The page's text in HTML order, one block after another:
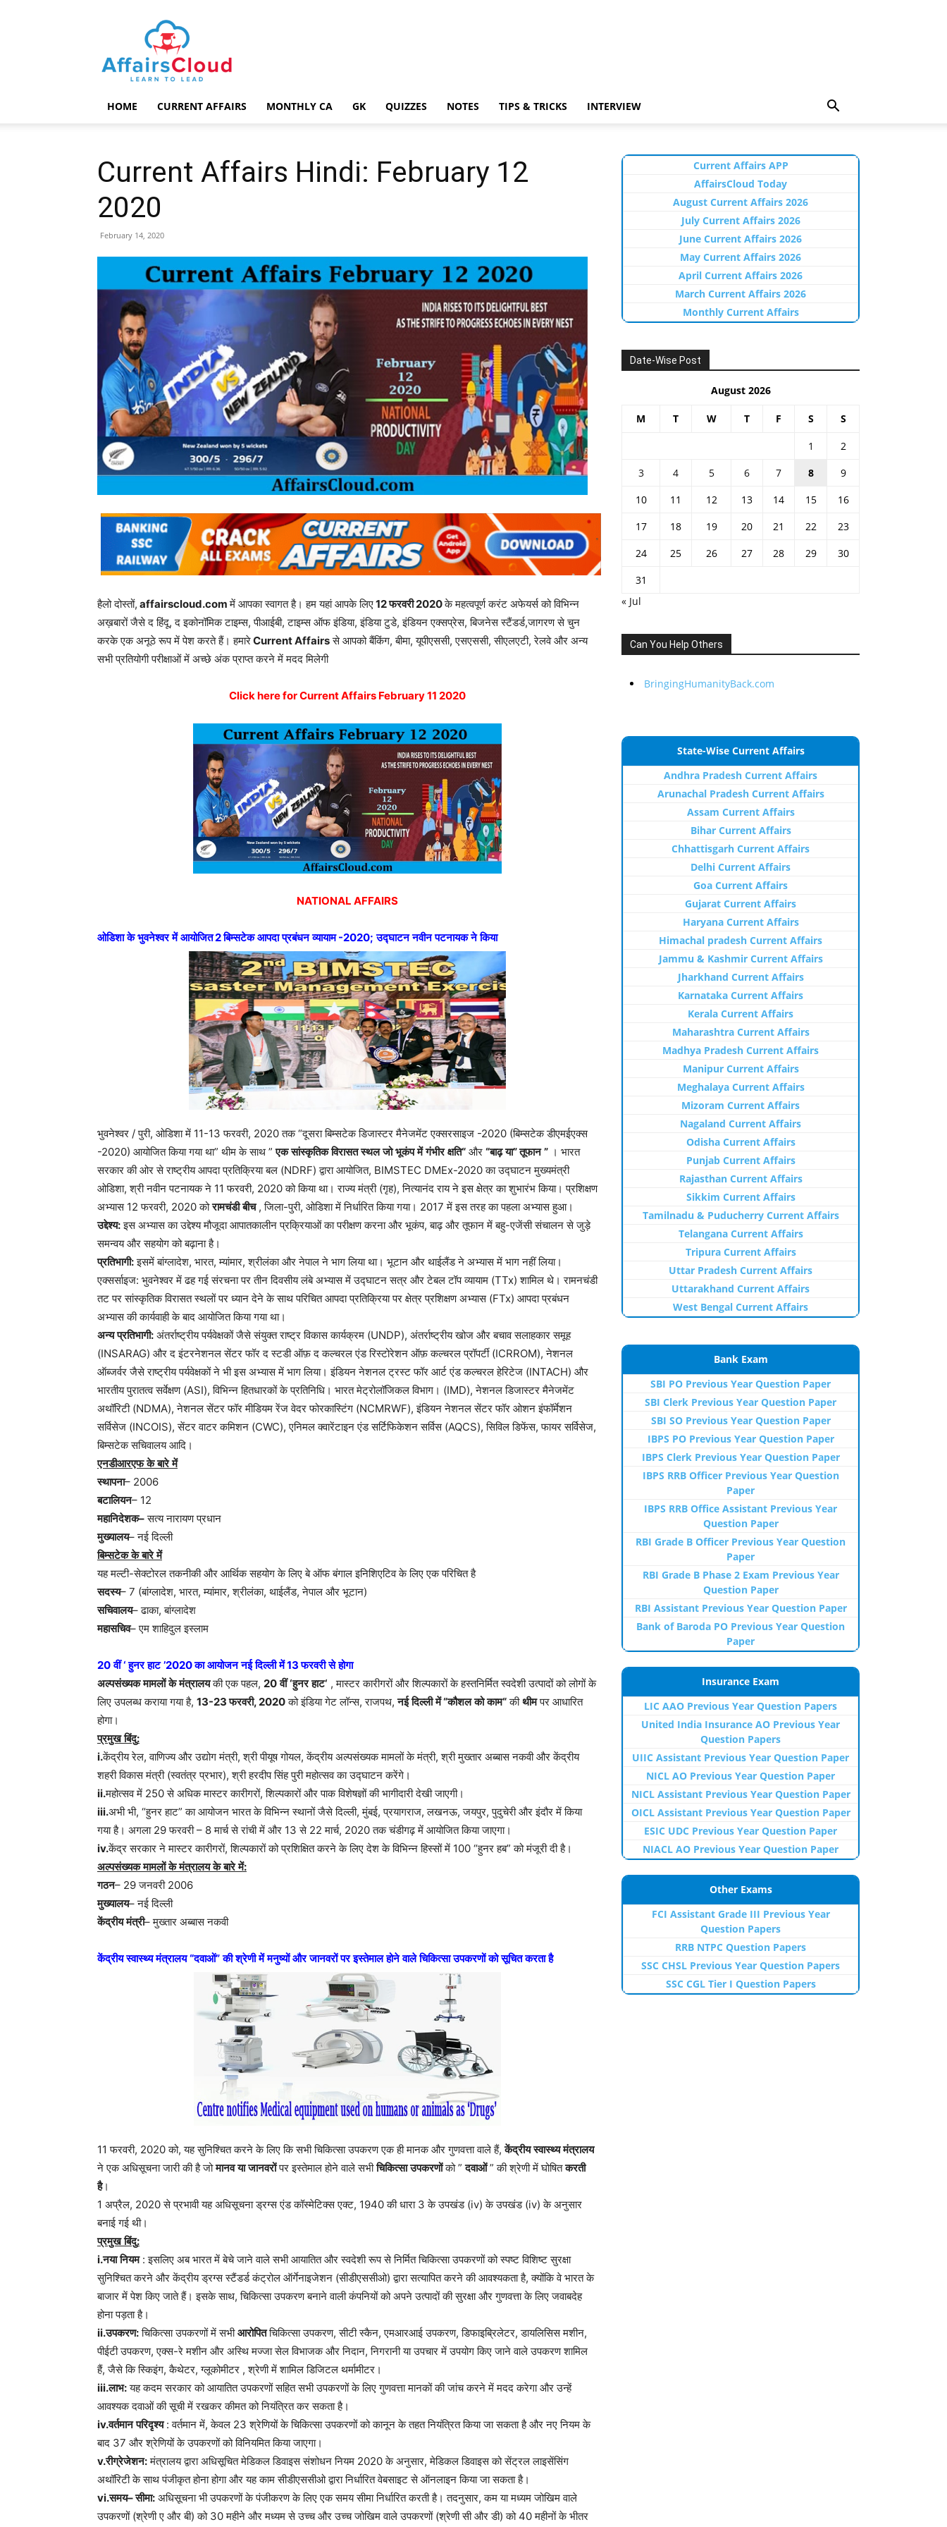
AffairsCloud.com
HOME CURRENT AFFAIRS MONTHLY CA GK QUIZZES NOTES TIPS & TRICKS INTERVIEW
Current Affairs Hindi: February 12
2020
February 14, 2020
हैलो दोस्तों, affairscloud.comमें आपका स्वागत है। हम यहां आपके लिए12फरवरी2020के महत्वपूर्ण करंट अफेयर्स को विभिन्न
अख़बारों जैसे द हिंदू, द इकोनॉमिक टाइम्स, पीआईबी, टाइम्स ऑफ इंडिया, इंडिया टुडे, इंडियन एक्सप्रेस, बिजनेस स्टैंडर्ड,जागरण से चुन
करके एक अनूठे रूप में पेश करते हैं। हमारेCurrent Affairsसे आपको बैंकिंग, बीमा, यूपीएससी, एसएससी, सीएलएटी, रेलवे और अन्य
सभी प्रतियोगी परीक्षाओं में अच्छे अंक प्राप्त करने में मदद मिलेगी
Click here for Current Affairs February 11 2020
NATIONAL AFFAIRS
ओडिशा के भुवनेश्वर में आयोजित2बिम्सटेक आपदा प्रबंधन व्यायाम-2020; उद्घाटन नवीन पटनायक ने किया
भुवनेश्वर / पुरी, ओडिशा में 11-13 फरवरी, 2020 तक “दूसरा बिम्सटेक डिजास्टर मैनेजमेंट एक्सरसाइज -2020 (बिम्सटेक डीएमईएक्स
-2020) आयोजित किया गया था” थीम के साथ ”एक सांस्कृतिक विरासत स्थल जो भूकंप में गंभीर क्षति“ और “बाढ़ या”तूफान ” । भारत
सरकार की ओर से राष्ट्रीय आपदा प्रतिक्रिया बल (NDRF) द्वारा आयोजित, BIMSTEC DMEx-2020 का उद्घाटन मुख्यमंत्री
ओडिशा, श्री नवीन पटनायक ने 11 फरवरी, 2020 को किया था। राज्य मंत्री (गृह), नित्यानंद राय ने इस क्षेत्र का शुभारंभ किया। प्रशिक्षण
अभ्यास 12 फरवरी, 2020 कोरामचंडी बीच, जिला-पुरी, ओडिशा में निर्धारित किया गया। 2017 में इस तरह का पहला अभ्यास हुआ।
उद्देश्य:इस अभ्यास का उद्देश्य मौजूदा आपातकालीन प्रक्रियाओं का परीक्षण करना और भूकंप, बाढ़ और तूफान में बहु-एजेंसी संचालन से जुड़े
समन्वय और सहयोग को बढ़ाना है।
प्रतिभागी:इसमें बांग्लादेश, भारत, म्यांमार, श्रीलंका और नेपाल ने भाग लिया था। भूटान और थाईलैंड ने अभ्यास में भाग नहीं लिया।
एक्सर्साइज: भुवनेश्वर में ढह गई संरचना पर तीन दिवसीय लंबे अभ्यास में उद्घाटन सत्र और टेबल टॉप व्यायाम (TTx) शामिल थे। रामनचंडी
तट पर सांस्कृतिक विरासत स्थलों पर ध्यान देने के साथ परिचित आपदा प्रतिक्रिया पर क्षेत्र प्रशिक्षण अभ्यास (FTx) आपदा प्रबंधन
अभ्यास की कार्यवाही के बाद आयोजित किया गया था।
अन्य प्रतिभागी: अंतर्राष्ट्रीय पर्यवेक्षकों जैसे संयुक्त राष्ट्र विकास कार्यक्रम (UNDP), अंतर्राष्ट्रीय खोज और बचाव सलाहकार समूह
(INSARAG) और द इंटरनेशनल सेंटर फॉर द स्टडी ऑफ़ द कल्चरल एंड रिस्टोरेशन ऑफ़ कल्चरल प्रॉपर्टी (ICRROM), नेशनल
ऑब्जर्वर जैसे राष्ट्रीय पर्यवेक्षकों ने भी इस अभ्यास में भाग लिया। इंडियन नेशनल ट्रस्ट फॉर आर्ट एंड कल्चरल हेरिटेज (INTACH) और
भारतीय पुरातत्व सर्वेक्षण (ASI), विभिन्न हितधारकों के प्रतिनिधि। भारत मेट्रोलॉजिकल विभाग। (IMD), नेशनल डिजास्टर मैनेजमेंट
अथॉरिटी (NDMA), नेशनल सेंटर फॉर मीडियम रेंज वेदर फोरकास्टिंग (NCMRWF), इंडियन नेशनल सेंटर फॉर ओशन इंफॉर्मेशन
सर्विसेज (INCOIS), सेंटर वाटर कमिशन (CWC), एनिमल क्वारेंटाइन एंड सर्टिफिकेशन सर्विस (AQCS), सिविल डिफेंस, फायर सर्विसेज,
बिम्सटेक सचिवालय आदि।
एनडीआरएफ के बारे में
स्थापना– 2006
बटालियन– 12
महानिदेशक–सत्य नारायण प्रधान
मुख्यालय– नई दिल्ली
बिम्सटेक के बारे में
यह मल्टी-सेक्टोरल तकनीकी और आर्थिक सहयोग के लिए बे ऑफ बंगाल इनिशिएटिव के लिए एक परिचित है
सदस्य– 7 (बांग्लादेश, भारत, म्यांमार, श्रीलंका, थाईलैंड, नेपाल और भूटान)
सचिवालय– ढाका, बांग्लादेश
महासचिव– एम शाहिदुल इस्लाम
20 वीं ‘हुनर हाट ’2020का आयोजन नई दिल्ली में13फरवरी से होगा
अल्पसंख्यक मामलों के मंत्रालयकी एक पहल, 20 वीं ‘हुनर हाट‘ , मास्टर कारीगरों और शिल्पकारों के हस्तनिर्मित स्वदेशी उत्पादों को लोगों के
लिए उपलब्ध कराया गया है, 13-23फरवरी, 2020को इंडिया गेट लॉन्स, राजपथ,नई दिल्ली में“कौशल को काम“कीथीमपर आधारित
होगा।
प्रमुख बिंदु:
i.केंद्रीय रेल, वाणिज्य और उद्योग मंत्री, श्री पीयूष गोयल, केंद्रीय अल्पसंख्यक मामलों के मंत्री, श्री मुख्तार अब्बास नकवी और केंद्रीय
शहरी विकास मंत्री (स्वतंत्र प्रभार), श्री हरदीप सिंह पुरी महोत्सव का उद्घाटन करेंगे।
ii.महोत्सव में 250 से अधिक मास्टर कारीगरों, शिल्पकारों और पाक विशेषज्ञों की भागीदारी देखी जाएगी।
iii.अभी भी, “हुनर हाट” का आयोजन भारत के विभिन्न स्थानों जैसे दिल्ली, मुंबई, प्रयागराज, लखनऊ, जयपुर, पुदुचेरी और इंदौर में किया
गया है। अगला 29 फरवरी – 8 मार्च से रांची में और 13 से 22 मार्च, 2020 तक चंडीगढ़ में आयोजित किया जाएगा।
iv.केंद्र सरकार ने मास्टर कारीगरों, शिल्पकारों को प्रशिक्षित करने के लिए देश के विभिन्न हिस्सों में 100 “हुनर हब” को मंजूरी दी है।
अल्पसंख्यक मामलों के मंत्रालय के बारे में:
गठन– 29 जनवरी 2006
मुख्यालय– नई दिल्ली
केंद्रीय मंत्री– मुख्तार अब्बास नकवी
केंद्रीय स्वास्थ्य मंत्रालय “दवाओं” की श्रेणी में मनुष्यों और जानवरों पर इस्तेमाल होने वाले चिकित्सा उपकरणों को सूचित करता है
11 फरवरी, 2020 को, यह सुनिश्चित करने के लिए कि सभी चिकित्सा उपकरण एक ही मानक और गुणवत्ता वाले हैं,केंद्रीय स्वास्थ्य मंत्रालय
ने एक अधिसूचना जारी की है जोमानव या जानवरोंपर इस्तेमाल होने वाले सभीचिकित्सा उपकरणोंको ”दवाओं” की श्रेणी में घोषितकरती
है।
1 अप्रैल, 2020 से प्रभावी यह अधिसूचना ड्रग्स एंड कॉस्मेटिक्स एक्ट, 1940 की धारा 3 के उपखंड (iv) के उपखंड (iv) के अनुसार
बनाई गई थी।
प्रमुख बिंदु:
i.नया नियम: इसलिए अब भारत में बेचे जाने वाले सभी आयातित और स्वदेशी रूप से निर्मित चिकित्सा उपकरणों को स्पष्ट विशिष्ट सुरक्षा
सुनिश्चित करने और केंद्रीय ड्रग्स स्टैंडर्ड कंट्रोल ऑर्गेनाइजेशन (सीडीएससीओ) द्वारा सत्यापित करने की आवश्यकता है, क्योंकि वे भारत के
बाजार में पेश किए जाते हैं। इसके साथ, चिकित्सा उपकरण बनाने वाली कंपनियों को अपने उत्पादों की सुरक्षा और गुणवत्ता के लिए जवाबदेह
होना पड़ता है।
ii.उपकरण:चिकित्सा उपकरणों में सभीआरोपितचिकित्सा उपकरण, सीटी स्कैन, एमआरआई उपकरण, डिफाइब्रिलेटर, डायलिसिस मशीन,
पीईटी उपकरण, एक्स-रे मशीन और अस्थि मज्जा सेल विभाजक और निदान, निगरानी या उपचार में उपयोग किए जाने वाले उपकरण शामिल
हैं, जैसे कि स्किइंग, कैथेटर, ग्लूकोमीटर , श्रेणी में शामिल डिजिटल थर्मामीटर।
iii.लाभ:यह कदम सरकार को आयातित उपकरणों सहित सभी उपकरणों के लिए गुणवत्ता मानकों की जांच करने में मदद करेगा और उन्हें
आवश्यक दवाओं की सूची में रखकर कीमत को नियंत्रित कर सकता है।
iv.वर्तमान परिदृश्य: वर्तमान में, केवल 23 श्रेणियों के चिकित्सा उपकरणों को कानून के तहत नियंत्रित किया जा सकता है और नए नियम के
बाद 37 और श्रेणियों के उपकरणों को विनियमित किया जाएगा।
v.रीग्रेजेशन:मंत्रालय द्वारा अधिसूचित मेडिकल डिवाइस संशोधन नियम 2020 के अनुसार, मेडिकल डिवाइस को सेंट्रल लाइसेंसिंग
अथॉरिटी के साथ पंजीकृत होना होगा और यह काम सीडीएससीओ द्वारा निर्धारित वेबसाइट से ऑनलाइन किया जा सकता है।
vi.समय–सीमा: अधिसूचना भी उपकरणों के पंजीकरण के लिए एक समय सीमा निर्धारित करती है। तदनुसार, कम या मध्यम जोखिम वाले
उपकरणों (श्रेणी ए और बी) को 30 महीने और मध्यम से उच्च और उच्च जोखिम वाले उपकरणों (श्रेणी सी और डी) को 40 महीनों के भीतर
Current Affairs APP
AffairsCloud Today
August Current Affairs 2026
July Current Affairs 2026
June Current Affairs 2026
May Current Affairs 2026
April Current Affairs 2026
March Current Affairs 2026
Monthly Current Affairs
Date-Wise Post
August 2026
M T W T F S S
1
2
3
4 5 6 7 8
9
10
11 12 13 14 15
16
17
18 19 20 21 22
23
24
25 26 27 28 29
30
31
« Jul
Can You Help Others
BringingHumanityBack.com
State-Wise Current Affairs
Andhra Pradesh Current Affairs
Arunachal Pradesh Current Affairs
Assam Current Affairs
Bihar Current Affairs
Chhattisgarh Current Affairs
Delhi Current Affairs
Goa Current Affairs
Gujarat Current Affairs
Haryana Current Affairs
Himachal pradesh Current Affairs
Jammu & Kashmir Current Affairs
Jharkhand Current Affairs
Karnataka Current Affairs
Kerala Current Affairs
Maharashtra Current Affairs
Madhya Pradesh Current Affairs
Manipur Current Affairs
Meghalaya Current Affairs
Mizoram Current Affairs
Nagaland Current Affairs
Odisha Current Affairs
Punjab Current Affairs
Rajasthan Current Affairs
Sikkim Current Affairs
Tamilnadu & Puducherry Current Affairs
Telangana Current Affairs
Tripura Current Affairs
Uttar Pradesh Current Affairs
Uttarakhand Current Affairs
West Bengal Current Affairs
Bank Exam
SBI PO Previous Year Question Paper
SBI Clerk Previous Year Question Paper
SBI SO Previous Year Question Paper
IBPS PO Previous Year Question Paper
IBPS Clerk Previous Year Question Paper
IBPS RRB Officer Previous Year Question
Paper
IBPS RRB Office Assistant Previous Year
Question Paper
RBI Grade B Officer Previous Year Question
Paper
RBI Grade B Phase 2 Exam Previous Year
Question Paper
RBI Assistant Previous Year Question Paper
Bank of Baroda PO Previous Year Question
Paper
Insurance Exam
LIC AAO Previous Year Question Papers
United India Insurance AO Previous Year
Question Papers
UIIC Assistant Previous Year Question Paper
NICL AO Previous Year Question Paper
NICL Assistant Previous Year Question Paper
OICL Assistant Previous Year Question Paper
ESIC UDC Previous Year Question Paper
NIACL AO Previous Year Question Paper
Other Exams
FCI Assistant Grade III Previous Year
Question Papers
RRB NTPC Question Papers
SSC CHSL Previous Year Question Papers
SSC CGL Tier I Question Papers